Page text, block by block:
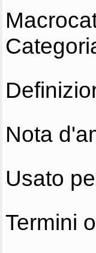
Nota
Usato
Termini